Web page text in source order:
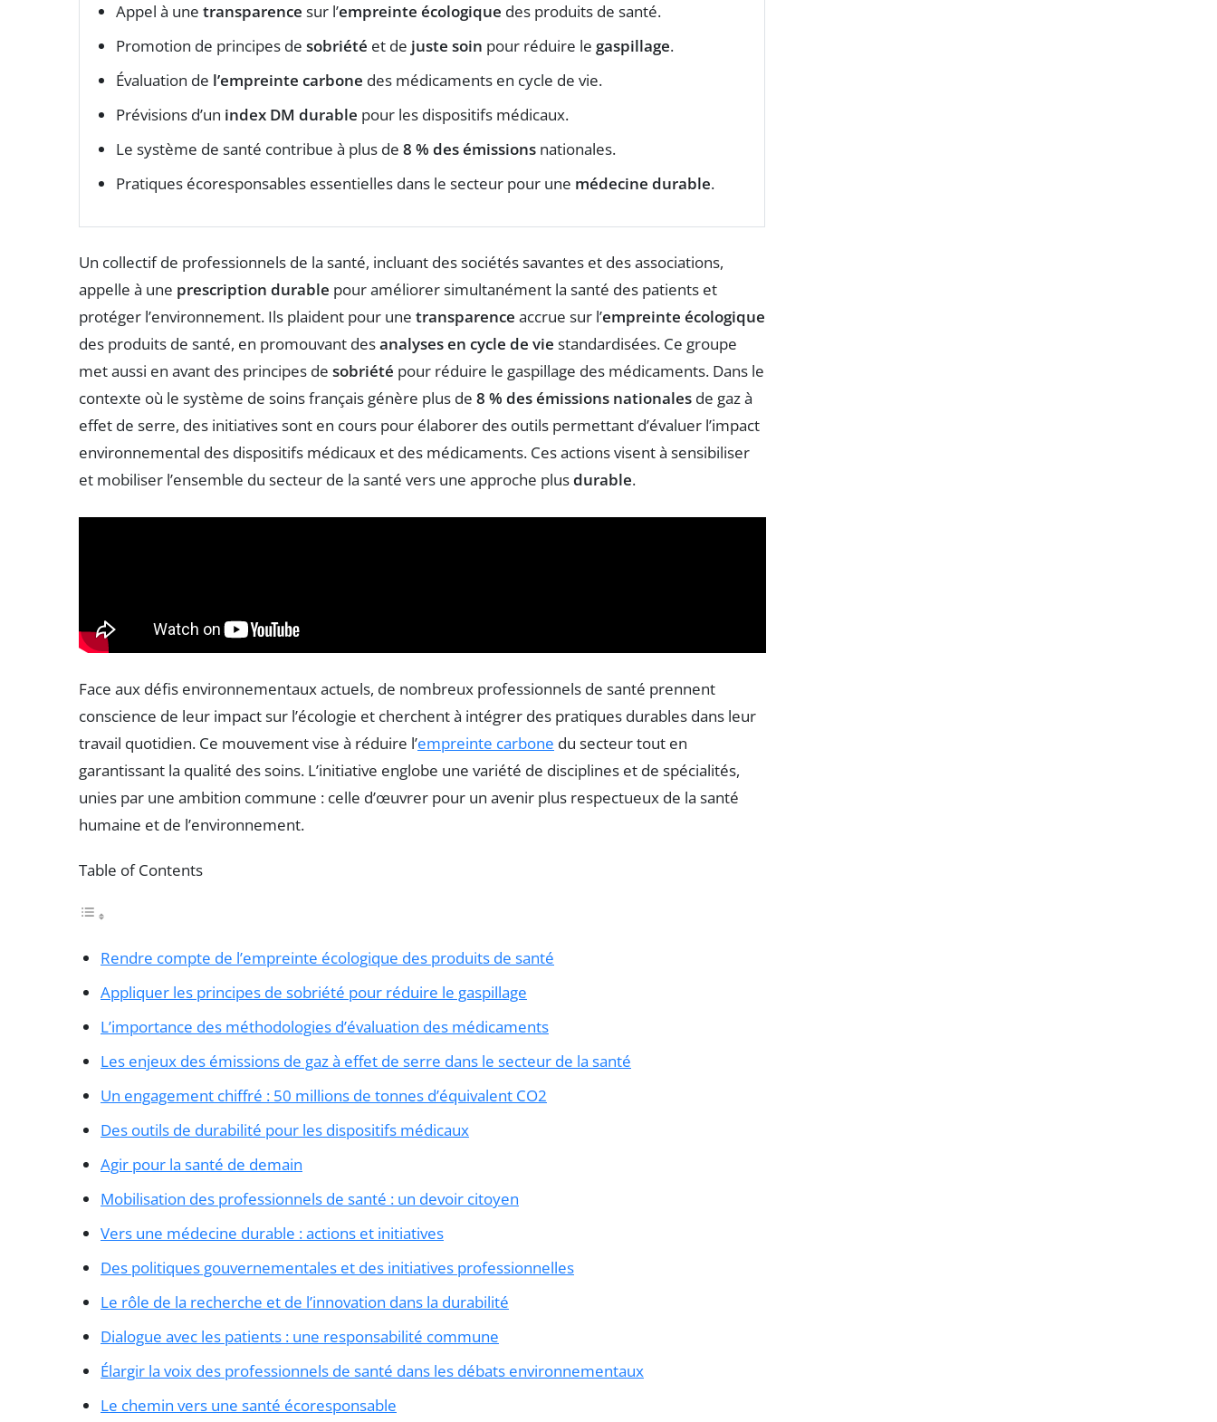
Appel à une transparence sur l’empreinte écologique des produits de santé.
Promotion de principes de sobriété et de juste soin pour réduire le gaspillage.
Évaluation de l’empreinte carbone des médicaments en cycle de vie.
Prévisions d’un index DM durable pour les dispositifs médicaux.
Le système de santé contribue à plus de 8 % des émissions nationales.
Pratiques écoresponsables essentielles dans le secteur pour une médecine durable.
Un collectif de professionnels de la santé, incluant des sociétés savantes et des associations,
appelle à une prescription durable pour améliorer simultanément la santé des patients et
protéger l’environnement. Ils plaident pour une transparence accrue sur l’empreinte écologique
des produits de santé, en promouvant desanalyses en cycle de vie standardisées. Ce groupe
met aussi en avant des principes de sobriété pour réduire le gaspillage des médicaments. Dans le
contexte où le système de soins français génère plus de 8 % des émissions nationales de gaz à
effet de serre, des initiatives sont en cours pour élaborer des outils permettant d’évaluer l’impact
environnemental des dispositifs médicaux et des médicaments. Ces actions visent à sensibiliser
et mobiliser l’ensemble du secteur de la santé vers une approche plusdurable.
Face aux défis environnementaux actuels, de nombreux professionnels de santé prennent
conscience de leur impact sur l’écologie et cherchent à intégrer des pratiques durables dans leur
travail quotidien. Ce mouvement vise à réduire l’empreinte carbone du secteur tout en
garantissant la qualité des soins. L’initiative englobe une variété de disciplines et de spécialités,
unies par une ambition commune : celle d’œuvrer pour un avenir plus respectueux de la santé
humaine et de l’environnement.
Table of Contents
Rendre compte de l’empreinte écologique des produits de santé
Appliquer les principes de sobriété pour réduire le gaspillage
L’importance des méthodologies d’évaluation des médicaments
Les enjeux des émissions de gaz à effet de serre dans le secteur de la santé
Un engagement chiffré : 50 millions de tonnes d’équivalent CO2
Des outils de durabilité pour les dispositifs médicaux
Agir pour la santé de demain
Mobilisation des professionnels de santé : un devoir citoyen
Vers une médecine durable : actions et initiatives
Des politiques gouvernementales et des initiatives professionnelles
Le rôle de la recherche et de l’innovation dans la durabilité
Dialogue avec les patients : une responsabilité commune
Élargir la voix des professionnels de santé dans les débats environnementaux
Le chemin vers une santé écoresponsable